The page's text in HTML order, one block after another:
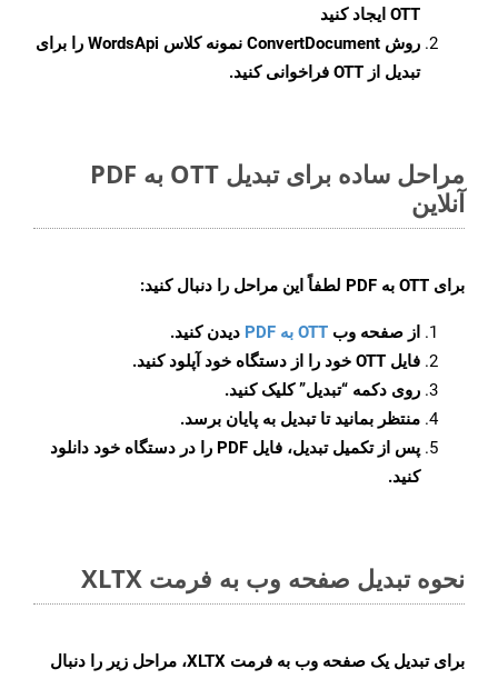
OTT ایجاد کنید
روش ConvertDocument
نمونه کلاس WordsApi را برای
تبدیل از OTT فراخوانی کنید.
مراحل ساده برای تبدیل OTT به PDF
آنلاین
برای OTT به PDF لطفاً این مراحل را دنبال کنید:
از صفحه وب OTT به PDF
دیدن کنید.
فایل OTT خود را از دستگاه خود آپلود کنید.
روی دکمه “تبدیل”کلیک کنید.
منتظر بمانید تا تبدیل به پایان برسد.
پس از تکمیل تبدیل، فایل PDF را در دستگاه خود دانلود
کنید.
نحوه تبدیل صفحه وب به فرمت XLTX
برای تبدیل یک صفحه وب به فرمت XLTX، مراحل زیر را دنبال